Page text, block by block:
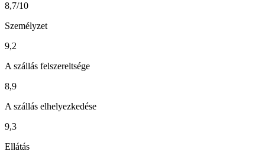
8,7/10
Személyzet
9,2
A szállás felszereltsége
8,9
A szállás elhelyezkedése
9,3
Ellátás